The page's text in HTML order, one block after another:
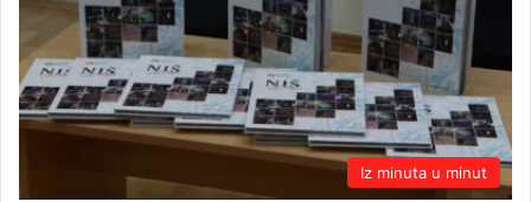
Iz minuta u minut